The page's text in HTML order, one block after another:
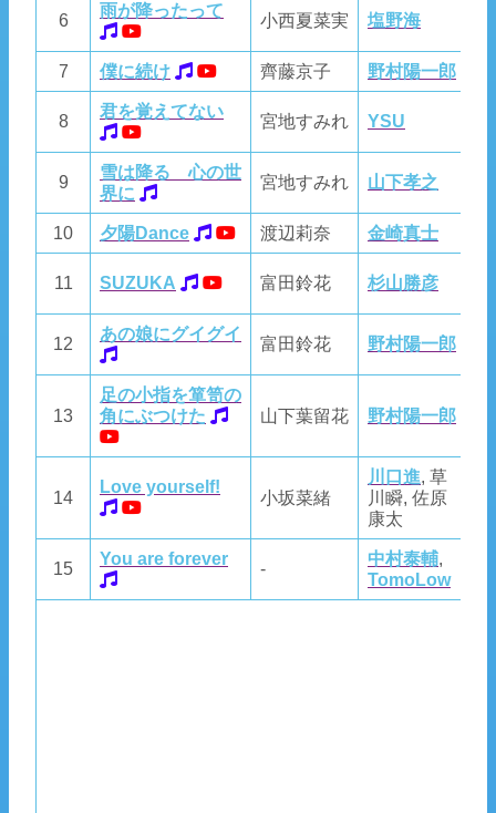
6
雨が降ったって
小西夏菜実 塩野海
7 僕に続け 齊藤京子 野村陽一郎
8
君を覚えてない
宮地すみれ YSU
9
雪は降る 心の世
界に
宮地すみれ 山下孝之
10 夕陽Dance 渡辺莉奈 金崎真士
11 SUZUKA 富田鈴花 杉山勝彦
12
あの娘にグイグイ
富田鈴花 野村陽一郎
13
足の小指を箪笥の
角にぶつけた
山下葉留花 野村陽一郎
14
Love yourself!
小坂菜緒
川口進, 草
川瞬, 佐原
康太
15
You are forever
-
中村泰輔,
TomoLow